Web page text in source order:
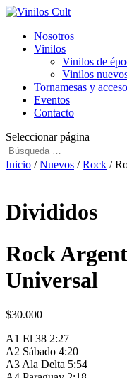
Nosotros
Vinilos
Vinilos de
Vinilos
Tornamesas y
Eventos
Contacto
Seleccionar página
Inicio /Nuevos /Rock /
Divididos
Rock
Universal
$30.000
A1 El 38 2:27
A2 Sábado 4:20
A3 Ala Delta 5:54